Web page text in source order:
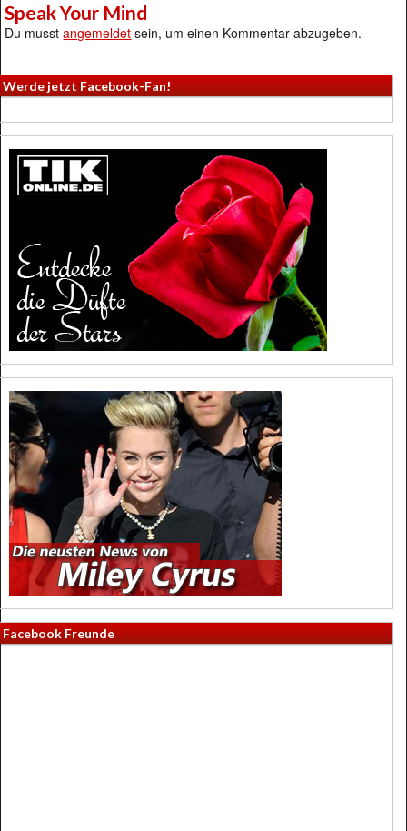
Speak Your Mind
Du musstangemeldet sein, um einen Kommentar abzugeben.
Werde jetzt Facebook-Fan!
Facebook Freunde